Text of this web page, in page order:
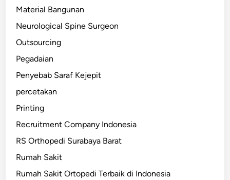
Material Bangunan
Neurological Spine Surgeon
Outsourcing
Pegadaian
Penyebab Saraf Kejepit
percetakan
Printing
Recruitment Company Indonesia
RS Orthopedi Surabaya Barat
Rumah Sakit
Rumah Sakit Ortopedi Terbaik di Indonesia